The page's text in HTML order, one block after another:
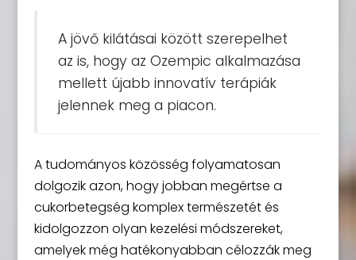
A jövő kilátásai között szerepelhet
az is, hogy az Ozempic alkalmazása
mellett újabb innovatív terápiák
jelennek meg a piacon.
A tudományos közösség folyamatosan
dolgozik azon, hogy jobban megértse a
cukorbetegség komplex természetét és
kidolgozzon olyan kezelési módszereket,
amelyek még hatékonyabban célozzák meg